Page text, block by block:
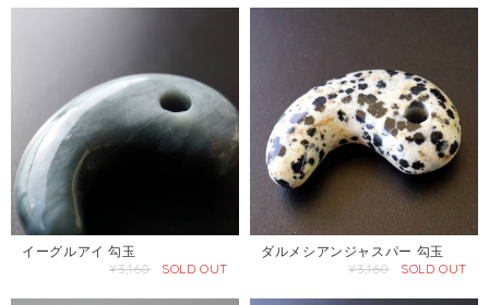
イーグルアイ 勾玉
¥3,160
SOLD OUT
ダルメシアンジャスパー 勾玉
¥3,160
SOLD OUT